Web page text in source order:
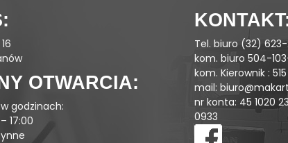
OTWARCIA:
godzinach:
17:00
Tel. biuro (32)
kom. biuro 504-
kom. Kierownik : 515
mail:
nr konta: 45 1020
0933